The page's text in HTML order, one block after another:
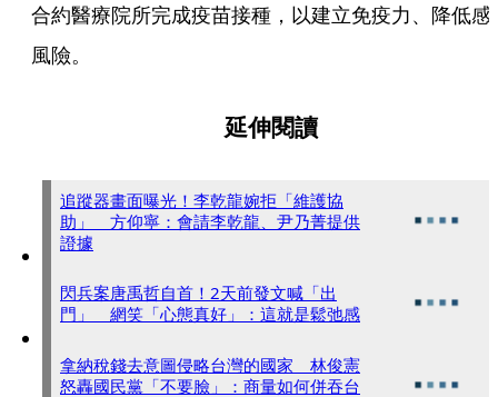
合約醫療院所完成疫苗接種，以建立免疫力、降低感
風險。
延伸閱讀
追蹤器畫面曝光！李乾龍婉拒「維護協
助」 方仰寧：會請李乾龍、尹乃菁提供
證據
閃兵案唐禹哲自首！2天前發文喊「出
門」 網笑「心態真好」：這就是鬆弛感
拿納稅錢去意圖侵略台灣的國家 林俊憲
怒轟國民黨「不要臉」：商量如何併吞台